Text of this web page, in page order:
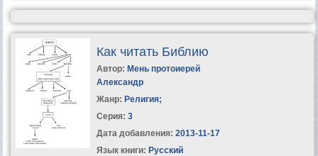
Как читать Библию
Автор: Мень протоиерей
Александр
Жанр: Религия;
Серия: 3
Дата добавления: 2013-11-17
Язык книги: Русский